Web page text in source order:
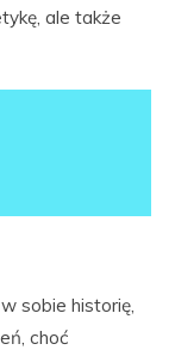
ale także
sobie historię,
choć